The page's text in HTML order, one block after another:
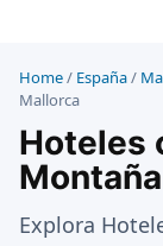
contenido
Home/ España/
Mallorca
Hoteles
Explora